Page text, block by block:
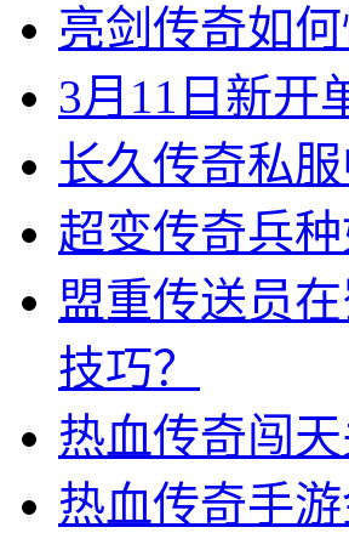
亮剑传奇如
3月11日新开
长久传奇私
超变传奇兵
盟重传送员
技巧？
热血传奇闯
热血传奇手